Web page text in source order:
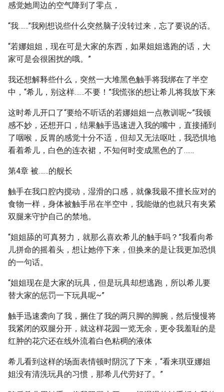
感觉她周边的空气降到了零点，
“我……”我刚想说些什么突然脑子没转过来，忘了要说的话。
“若娜姐姐，现在可是大家的东西，如果姐姐逃跑的话，大
家可是会很困扰的哦。”
我还想解释些什么，突然一大堆黑色触手将我绑在了半空
中，“希儿，别这样……不要！”我慌张的想让希儿将我放下来
这时希儿开口了“要给不听话的若娜姐姐一点教训呢~”我顿
感不妙，还想开口，结果触手迅速进入我的嘴中，直接捅到
了咽喉，反胃的感觉十分不适，但却又无法呕吐，我恐惧地
看着希儿，白色的连衣裙，不知何时变成黑色的了……
第4章 被……的舰长
触手在我口腔内搅动，湿滑的口感，就像我最不擅长应对的
食物一样，身体被触手吊在半空中，我能做的也就只有夹紧
双腿来守护自己的禁地。
“姐姐舔的可真努力，就那么喜欢希儿的触手吗？”我看向希
儿拼命的摇着头，想让她停下来，但换来的是让我更加恐惧
的一句话。
“姐姐现在是大家的玩具，但是玩具却想逃跑，所以希儿要
替大家的惩罚一下玩具呢~”
触手迅速袭向了我，捆住了我的两只脚的脚腕，然后慢慢将
我紧闭的双腿分开，就这样花园一览无余，更令我羞耻的是
红肿的花穴还在线外流着白色粘稠的液体
希儿看到这样的场面表情顿时阴沉了下来，“看来琪亚娜姐
姐没有清洗玩具的习惯，那希儿代劳好了。”